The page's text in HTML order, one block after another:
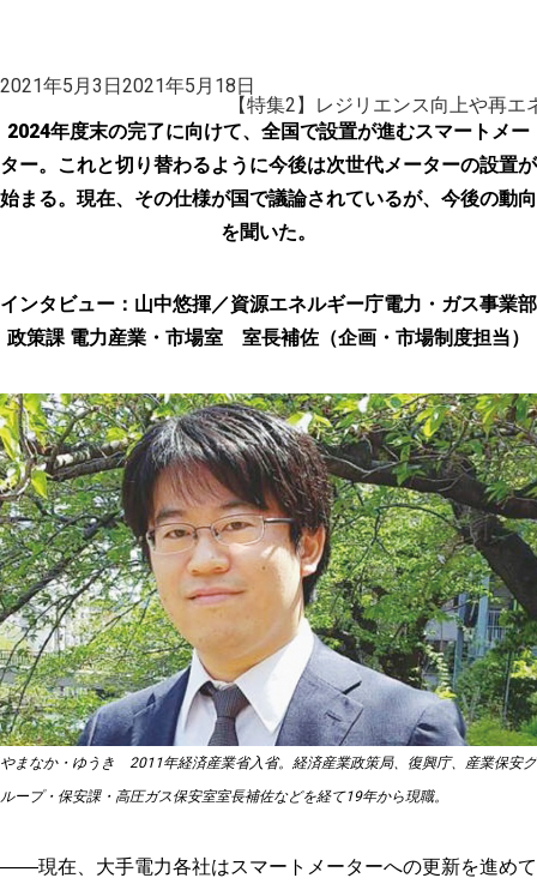
投
日:
2021年5月3日2021年5月18日
【特集2】レジリエンス向上や再
2024年度末の完了に向けて、全国で設置が進むスマートメー
ター。これと切り替わるように今後は次世代メーターの設置が
始まる。現在、その仕様が国で議論されているが、今後の動向
を聞いた。
インタビュー：山中悠揮／資源エネルギー庁電力・ガス事業部
政策課 電力産業・市場室 室長補佐（企画・市場制度担当）
やまなか・ゆうき 2011年経済産業省入省。経済産業政策局、復興庁、産業保安グ
ループ・保安課・高圧ガス保安室室長補佐などを経て19年から現職。
――現在、大手電力各社はスマートメーターへの更新を進めて